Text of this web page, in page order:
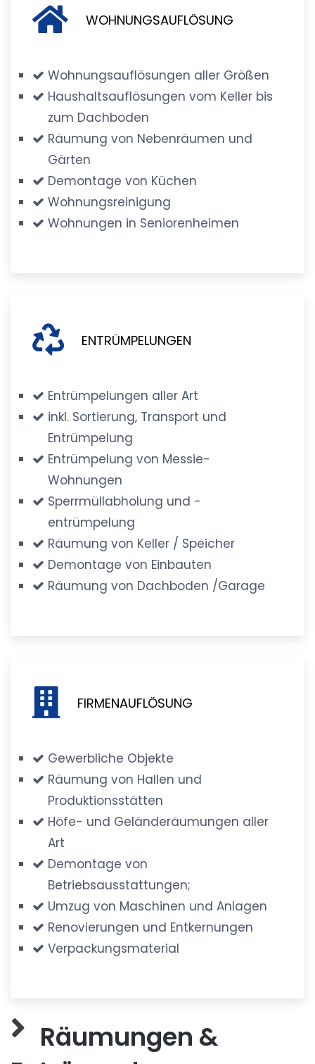
WOHNUNGSAUFLÖSUNG
Wohnungsauflösungen aller Größen
Haushaltsauflösungen vom Keller bis
zum Dachboden
Räumung von Nebenräumen und
Gärten
Demontage von Küchen
Wohnungsreinigung
Wohnungen in Seniorenheimen
ENTRÜMPELUNGEN
Entrümpelungen aller Art
inkl. Sortierung, Transport und
Entrümpelung
Entrümpelung von Messie-
Wohnungen
Sperrmüllabholung und -
entrümpelung
Räumung von Keller / Speicher
Demontage von Einbauten
Räumung von Dachboden /Garage
FIRMENAUFLÖSUNG
Gewerbliche Objekte
Räumung von Hallen und
Produktionsstätten
Höfe- und Geländeräumungen aller
Art
Demontage von
Betriebsausstattungen;
Umzug von Maschinen und Anlagen
Renovierungen und Entkernungen
Verpackungsmaterial
Räumungen &